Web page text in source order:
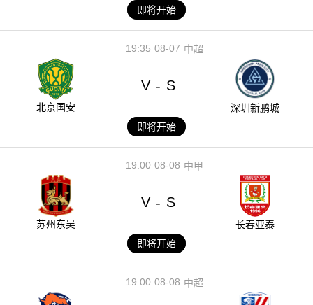
即将开始
08-07
19:35 中超
北京国安
V - S
深圳新鹏城
即将开始
08-08
19:00 中甲
苏州东吴
V - S
长春亚泰
即将开始
08-08
19:00 中超